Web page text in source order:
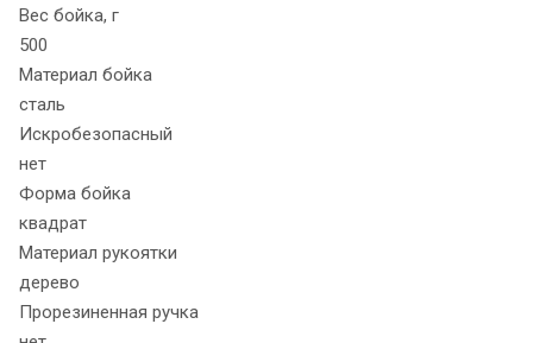
Вес бойка, г
500
Материал бойка
сталь
Искробезопасный
нет
Форма бойка
квадрат
Материал рукоятки
дерево
Прорезиненная ручка